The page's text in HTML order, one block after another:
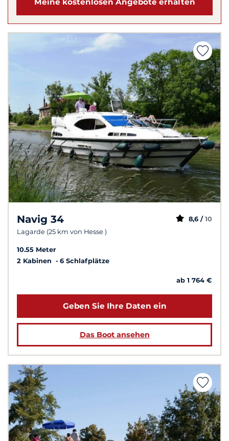
Meine kostenlosen Angebote erhalten
Navig 34
Lagarde (25 km von Hesse )
8,6 / 10
10.55 Meter
2 Kabinen
6 Schlafplätze
ab 1 764 €
Geben Sie Ihre Daten ein
Das Boot ansehen